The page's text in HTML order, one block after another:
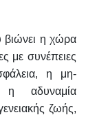
η χώρα
με συνέπειες
η μη-
η αδυναμία
ζωής,